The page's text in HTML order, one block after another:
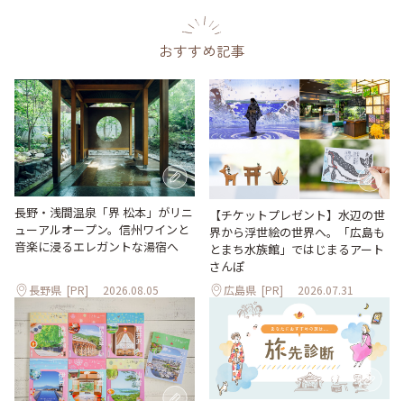
おすすめ記事
長野・浅間温泉「界 松本」がリニ
ューアルオープン。信州ワインと
音楽に浸るエレガントな湯宿へ
長野県 [PR] 2026.08.05
【チケットプレゼント】水辺の世
界から浮世絵の世界へ。「広島も
とまち水族館」ではじまるアート
さんぽ
広島県 [PR] 2026.07.31